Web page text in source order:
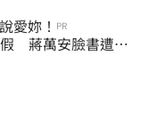
愛妳！ PR
假 蔣萬安臉書遭網